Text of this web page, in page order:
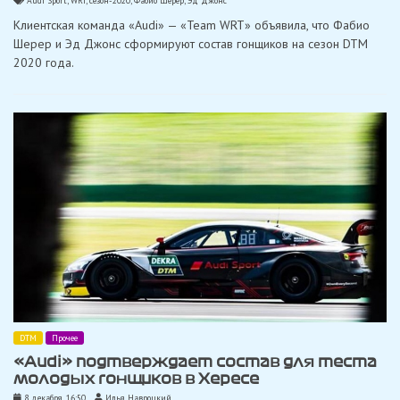
Клиентская команда «Audi» — «Team WRT» объявила, что Фабио
Шерер и Эд Джонс сформируют состав гонщиков на сезон DTM
2020 года.
DTM Прочее
«Audi» подтверждает состав для теста
молодых гонщиков в Хересе
8 декабря, 16:50 Илья Навроцкий